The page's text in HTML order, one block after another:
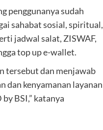
penggunanya sudah
sahabat sosial, spiritual,
jadwal salat, ZISWAF,
top up e-wallet.
tersebut dan menjawab
dan kenyamanan layanan
BSI,” katanya